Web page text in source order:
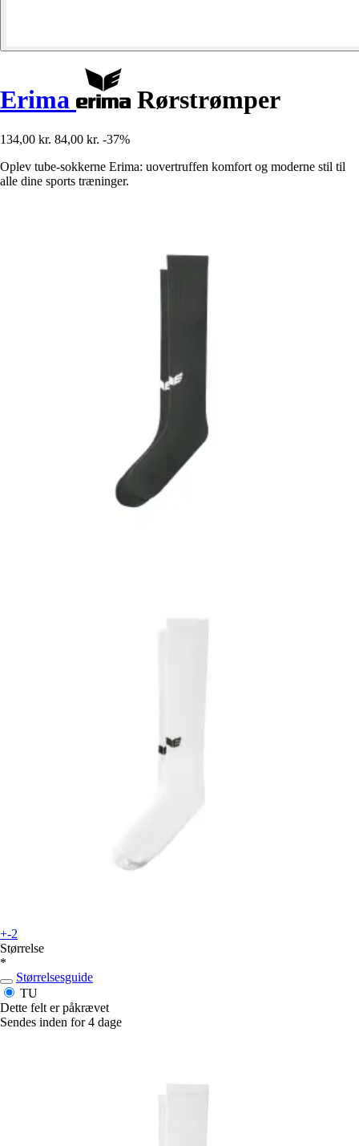
Erima Rørstrømper
134,00 kr. 84,00 kr. -37%
Oplev tube-sokkerne Erima: uovertruffen komfort og moderne stil til
alle dine sports træninger.
+-2
Størrelse
*
Størrelsesguide
TU
Dette felt er påkrævet
Sendes inden for 4 dage